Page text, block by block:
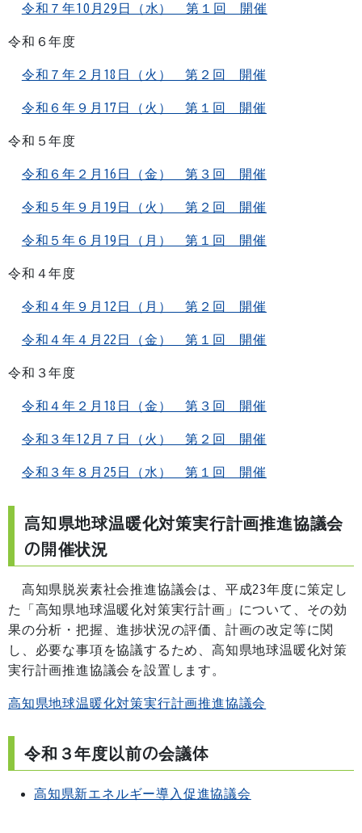
令和７年10月29日（水） 第１回 開催
令和６年度
令和７年２月18日（火） 第２回 開催
令和６年９月17日（火） 第１回 開催
令和５年度
令和６年２月16日（金） 第３回 開催
令和５年９月19日（火） 第２回 開催
令和５年６月19日（月） 第１回 開催
令和４年度
令和４年９月12日（月） 第２回 開催
令和４年４月22日（金） 第１回 開催
令和３年度
令和４年２月18日（金） 第３回 開催
令和３年12月７日（火） 第２回 開催
令和３年８月25日（水） 第１回 開催
高知県地球温暖化対策実行計画推進協議会
の開催状況
高知県脱炭素社会推進協議会は、平成23年度に策定し
た「高知県地球温暖化対策実行計画」について、その効
果の分析・把握、進捗状況の評価、計画の改定等に関
し、必要な事項を協議するため、高知県地球温暖化対策
実行計画推進協議会を設置します。
高知県地球温暖化対策実行計画推進協議会
令和３年度以前の会議体
高知県新エネルギー導入促進協議会